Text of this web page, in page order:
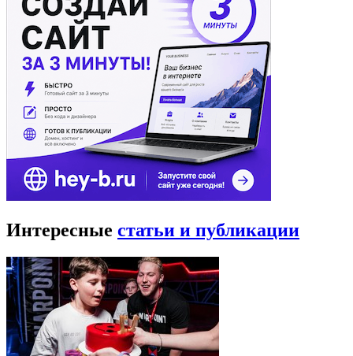
Интересные статьи и публикации